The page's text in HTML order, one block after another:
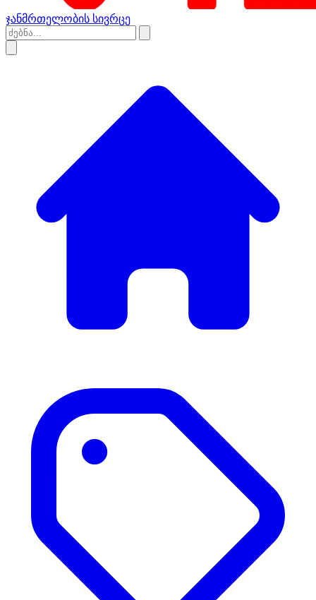
ჯანმრთელობის სივრცე